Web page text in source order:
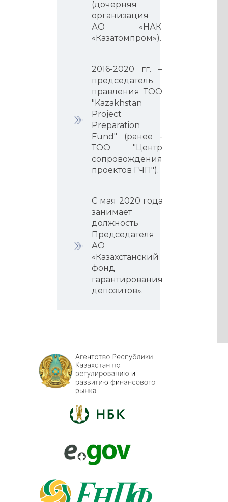
(дочерняя
организация
АО «НАК
«Казатомпром»).
2016-2020 гг. –
председатель
правления ТОО
"Kazakhstan
Project
Preparation
Fund" (ранее -
ТОО "Центр
сопровождения
проектов ГЧП").
С мая 2020 года
занимает
должность
Председателя
АО
«Казахстанский
фонд
гарантирования
депозитов».